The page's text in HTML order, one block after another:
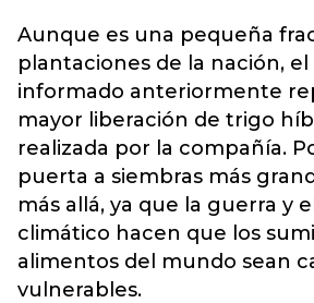
Aunque es una pequeña
plantaciones de la nación,
informado anteriormente
mayor liberación de trigo
realizada por la compañía.
puerta a siembras más
más allá, ya que la guerra y
climático hacen que los
alimentos del mundo sean
vulnerables.